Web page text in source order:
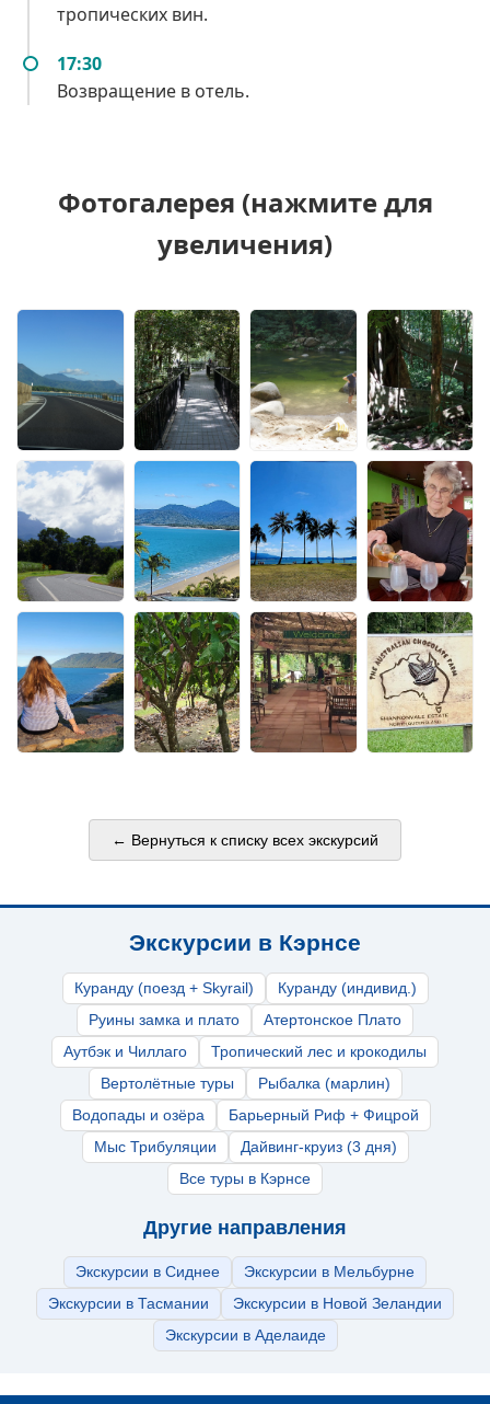
тропических вин.
17:30
Возвращение в отель.
Фотогалерея (нажмите для
увеличения)
Экскурсии в Кэрнсе
Куранду (поезд + Skyrail)
Куранду (индивид.)
Руины замка и плато
Атертонское Плато
Аутбэк и Чиллаго
Тропический лес и крокодилы
Вертолётные туры
Рыбалка (марлин)
Водопады и озёра
Барьерный Риф + Фицрой
Мыс Трибуляции
Дайвинг-круиз (3 дня)
Все туры в Кэрнсе
Другие направления
Экскурсии в Сиднее
Экскурсии в Мельбурне
Экскурсии в Тасмании
Экскурсии в Новой Зеландии
Экскурсии в Аделаиде